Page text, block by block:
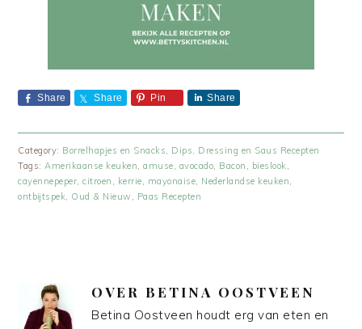
Share Share Pin Share
Category: Borrelhapjes en Snacks, Dips, Dressing en Saus Recepten
Tags:Amerikaanse keuken,amuse, avocado, Bacon , bieslook,
cayennepeper,citroen , kerrie, mayonaise, Nederlandse keuken,
ontbijtspek, Oud & Nieuw , Paas Recepten
OVER BETINA OOSTVEEN
Betina Oostveen houdt erg van eten en